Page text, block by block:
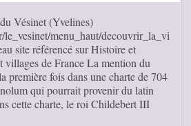
Vésinet (Yvelines)
menu_haut/decouvrir_la_vi
site référencé sur Histoire et
villages de France La mention du
première fois dans une charte de 704
qui pourrait provenir du latin
cette charte, le roi Childebert III